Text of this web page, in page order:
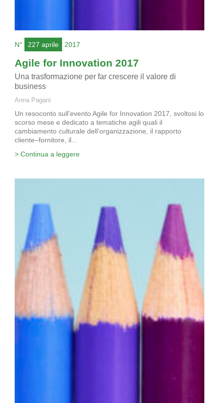
N° 227 aprile 2017
Agile for Innovation 2017
Una trasformazione per far crescere il valore di
business
Anna Pagani
Un resoconto sull’evento Agile for Innovation 2017, svoltosi lo
scorso mese e dedicato a tematiche agili quali il
cambiamento culturale dell’organizzazione, il rapporto
cliente–fornitore, il...
> Continua a leggere